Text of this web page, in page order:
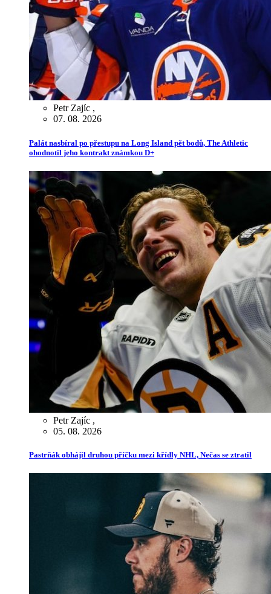
Petr Zajíc ,
07. 08. 2026
Palát nasbíral po přestupu na Long Island pět bodů, The Athletic
ohodnotil jeho kontrakt známkou D+
Petr Zajíc ,
05. 08. 2026
Pastrňák obhájil druhou příčku mezi křídly NHL, Nečas se ztratil